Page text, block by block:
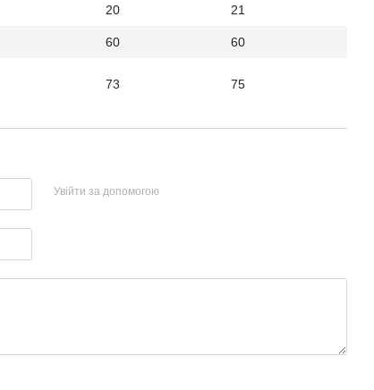
20 21
60 60
73 75
Увійти за допомогою